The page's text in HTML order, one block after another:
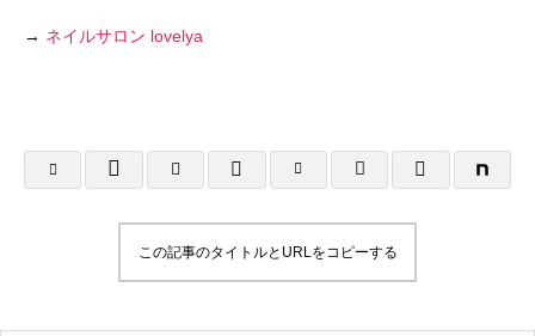
→ ネイルサロン lovelya
この記事のタイトルとURLをコピーする